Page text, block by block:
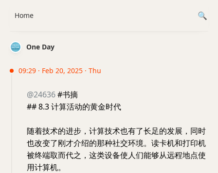
One Day
09:29 · Feb 20, 2025 · Thu
@24636#书摘
## 8.3 计算活动的黄金时代
随着技术的进步，计算技术也有了长足的发展，同时
也改变了刚才介绍的那种社交环境。读卡机和打印机
被终端取而代之，这类设备使人们能够从远程地点使
用计算机。
Home